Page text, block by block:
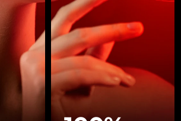
facial cleansing devices
设备
deep facial hydration devices
设备
silicone sonic toothbrushes
honey primer
护肤品
FAQ™ skincare
产品
aging LED hand mask
护肤品
FAQ™ skincare
产品
护肤品
FAQ™ skincare
产品
hair treatments
Red Light Serum
skincare
FAQ™ skincare
2 Pro Max
IPL hair removal device
身体护理
2 body
body toning
眼部护理
预计送达日期
预计送达日期8/8/26
预计送达日期8/12/26
预计送达日期